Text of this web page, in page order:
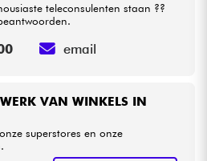
VAN WINKELS IN
superstores en onze
teleconsulenten staan ??
email